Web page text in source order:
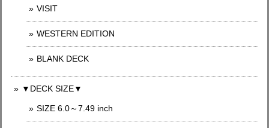
VISIT
WESTERN EDITION
BLANK DECK
▼DECK SIZE▼
SIZE 6.0～7.49 inch